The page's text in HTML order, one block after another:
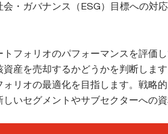
・ガバナンス（ESG）目標への対
フォリオのパフォーマンスを評価
産を売却するかどうかを判断しま
リオの最適化を目指します。戦略
いセグメントやサブセクターへの